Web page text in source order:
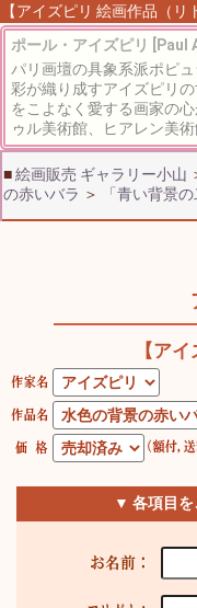
【アイズピリ 絵画作品（
ポール・アイズピリ [Paul
パリ画壇の具象系派ポピ
彩が織り成すアイズピリ
をこよなく愛する画家の
ゥル美術館、ヒアレン美
■絵画販売 ギャラリー小山
の赤いバラ ＞ 「青い背景
【アイ
▼ 各項目を